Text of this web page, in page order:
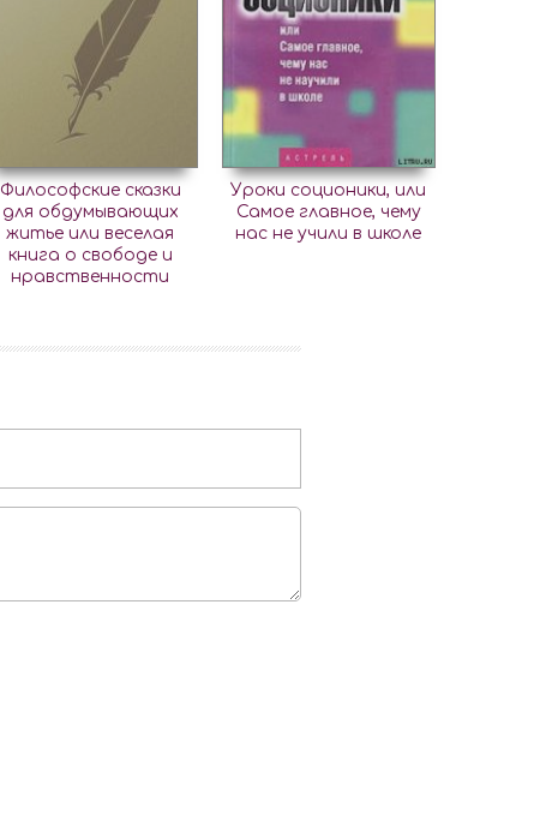
Философские сказки
для обдумывающих
житье или веселая
книга о свободе и
нравственности
Уроки соционики, или
Самое главное, чему
нас не учили в школе